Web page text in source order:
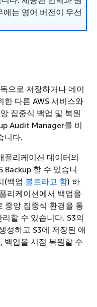
는 영어 버전이 우선
으로 저장하거나 데이
한 다른 AWS 서비스와
집중식 백업 및 복원
Audit Manager를 비
니다.
플리케이션 데이터의
Backup 할 수 있습니
(백업 볼트라고 함) 하
리케이션에서 백업을
중앙 집중식 환경을 통
할 수 있습니다. S3의
성하고 S3에 저장된 애
백업을 시점 복원할 수